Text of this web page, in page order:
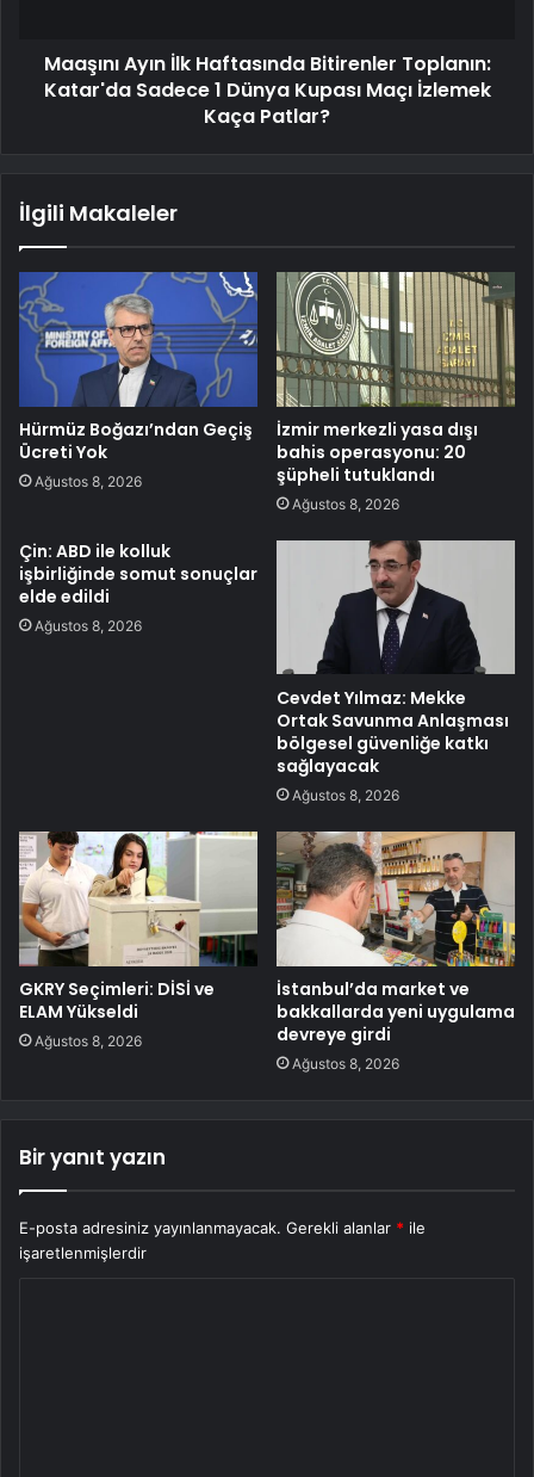
Maaşını Ayın İlk Haftasında Bitirenler Toplanın:
Katar'da Sadece 1 Dünya Kupası Maçı İzlemek
Kaça Patlar?
İlgili Makaleler
Hürmüz Boğazı’ndan Geçiş
Ücreti Yok
Ağustos 8, 2026
İzmir merkezli yasa dışı
bahis operasyonu: 20
şüpheli tutuklandı
Ağustos 8, 2026
Çin: ABD ile kolluk
işbirliğinde somut sonuçlar
elde edildi
Ağustos 8, 2026
Cevdet Yılmaz: Mekke
Ortak Savunma Anlaşması
bölgesel güvenliğe katkı
sağlayacak
Ağustos 8, 2026
GKRY Seçimleri: DİSİ ve
ELAM Yükseldi
Ağustos 8, 2026
İstanbul’da market ve
bakkallarda yeni uygulama
devreye girdi
Ağustos 8, 2026
Bir yanıt yazın
E-posta adresiniz yayınlanmayacak. Gerekli alanlar * ile
işaretlenmişlerdir